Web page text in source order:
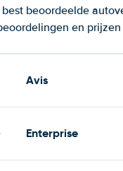
beoordeelde
en
Avis
Enterprise